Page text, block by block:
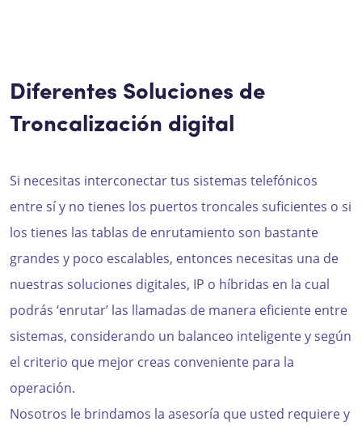
Diferentes Soluciones de
Troncalización digital
Si necesitas interconectar tus sistemas telefónicos
entre sí y no tienes los puertos troncales suficientes o si
los tienes las tablas de enrutamiento son bastante
grandes y poco escalables, entonces necesitas una de
nuestras soluciones digitales, IP o híbridas en la cual
podrás ‘enrutar’ las llamadas de manera eficiente entre
sistemas, considerando un balanceo inteligente y según
el criterio que mejor creas conveniente para la
operación.
Nosotros le brindamos la asesoría que usted requiere y